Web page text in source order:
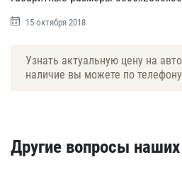
15 октября 2018
Узнать актуальную цену на
наличие вы можете по телефону
Другие вопросы